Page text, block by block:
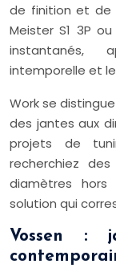
de finition et de
Meister S1 3P
instantanés,
intemporelle et
Work se
des jantes aux
projets de
recherchiez
diamètres hors
solution qui
Vossen :